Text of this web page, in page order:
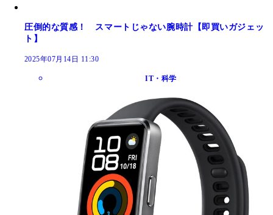
圧倒的な質感！ スマートじゃない腕時計【即買いガジェッ
ト】
2025年07月14日 11:30
IT・科学